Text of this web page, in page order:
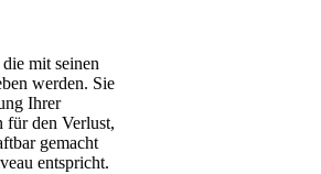
mit seinen
werden. Sie
Ihrer
für den Verlust,
gemacht
entspricht.